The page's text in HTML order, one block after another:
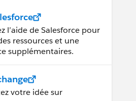
l’aide de Salesforce pour
ressources et une
supplémentaires.
votre idée sur